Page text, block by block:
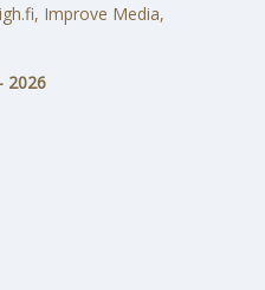
Improve Media,
2026